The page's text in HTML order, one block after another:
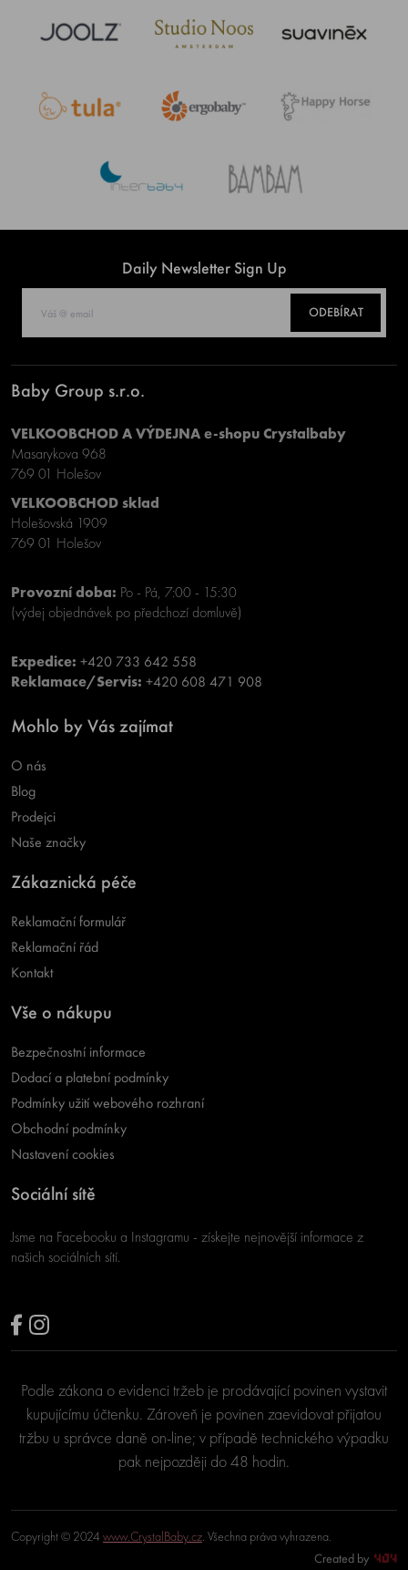
Daily Newsletter Sign Up
ODEBÍRAT
Baby Group s.r.o.
VELKOOBCHOD A VÝDEJNA e-shopu Crystalbaby
Masarykova 968
769 01 Holešov
VELKOOBCHOD sklad
Holešovská 1909
769 01 Holešov
Provozní doba: Po - Pá, 7:00 - 15:30
(výdej objednávek po předchozí domluvě)
Expedice: +420 733 642 558
Reklamace/Servis: +420 608 471 908
Mohlo by Vás zajímat
O nás
Blog
Prodejci
Naše značky
Zákaznická péče
Reklamační formulář
Reklamační řád
Kontakt
Vše o nákupu
Bezpečnostní informace
Dodací a platební podmínky
Podmínky užití webového rozhraní
Obchodní podmínky
Nastavení cookies
Sociální sítě
Jsme na Facebooku a Instagramu - získejte nejnovější informace z
našich sociálních sítí.
Podle zákona o evidenci tržeb je prodávající povinen vystavit
kupujícímu účtenku. Zároveň je povinen zaevidovat přijatou
tržbu u správce daně on-line; v případě technického výpadku
pak nejpozději do 48 hodin.
Copyright © 2024 www.CrystalBaby.cz . Všechna práva vyhrazena.
Created by